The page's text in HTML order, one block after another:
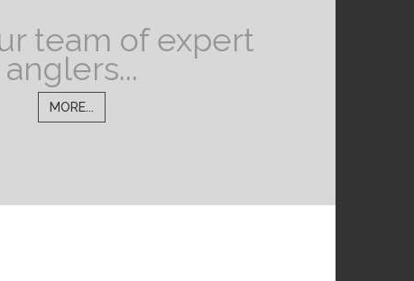
team of expert
anglers...
MORE...